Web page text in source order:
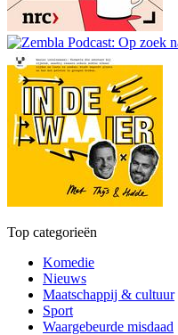
Top categorieën
Komedie
Nieuws
Maatschappij & cultuur
Sport
Waargebeurde misdaad